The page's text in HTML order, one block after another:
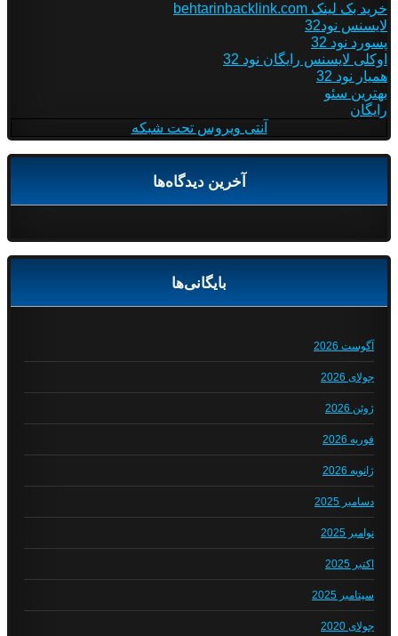
خرید بک لینک behtarinbacklink.com
لایسنس نود32
پسورد نود 32
اوکلی لایسنس رایگان نود 32
همیار نود 32
بهترین سئو
رایگان
آنتی ویروس تحت شبکه
آخرین دیدگاه‌ها
بایگانی‌ها
آگوست 2026
جولای 2026
ژوئن 2026
فوریه 2026
ژانویه 2026
دسامبر 2025
نوامبر 2025
اکتبر 2025
سپتامبر 2025
جولای 2020